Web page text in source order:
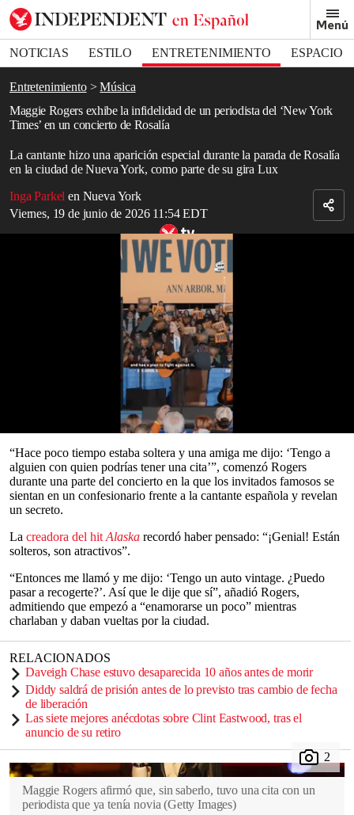
Menú
NOTICIAS ESTILO ENTRETENIMIENTO
ESPACIO
DEPORTES
Entretenimiento
Música
Maggie Rogers exhibe la infidelidad de un periodista del ‘New York
Times’ en un concierto de Rosalía
La cantante hizo una aparición especial durante la parada de Rosalía
en la ciudad de Nueva York, como parte de su gira Lux
Inga Parkel en Nueva York
Viernes, 19 de junio de 2026 11:54 EDT
Bookmark popover
Removed from bookmarks
Close popover
seconds
seconds
Relacionado: Maggie Rogers habla sobre la clave para la libertad
reproductiva y la lucha contra la crisis climática
hizo una revelación asombrosa sobre la vez que
tuvo una cita relámpago con un periodistadel
solo para descubrir después que él ya tenía novia.
cantautora de indie pop de 32 años, nominada al Grammy
criticó duramente al periodista anónimo durante su aparición como
invitada el miércoles en laparada de la gira Lux de Rosalía
Madison Square Garden de la ciudad deNueva York
“Hace poco tiempo estaba soltera y una amiga me dijo: ‘Tengo a
alguien con quien podrías tener una cita’”, comenzó Rogers
durante una parte del concierto en la que los invitados famosos se
sientan en un confesionario frente a la cantante española y revelan
un secreto.
La creadora del hit Alaska recordó haber pensado: “¡Genial! Están
solteros, son atractivos”.
“Entonces me llamó y me dijo: ‘Tengo un auto vintage. ¿Puedo
pasar a recogerte?’. Así que le dije que sí”, añadió Rogers,
admitiendo que empezó a “enamorarse un poco” mientras
charlaban y daban vueltas por la ciudad.
RELACIONADOS
Daveigh Chase estuvo desaparecida 10 años antes de morir
Diddy saldrá de prisión antes de lo previsto tras cambio de fecha
de liberación
Las siete mejores anécdotas sobre Clint Eastwood, tras el
anuncio de su retiro
Maggie Rogers afirmó que, sin saberlo, tuvo una cita con un
periodista que ya tenía novia (Getty Images)